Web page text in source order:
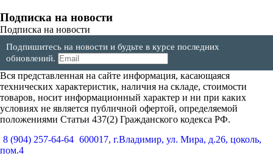
Подписка на новости
Подписка на новости
Подпишитесь на новости и будьте в курсе последних
обновлений.
Вся представленная на сайте информация, касающаяся
технических характеристик, наличия на складе, стоимости
товаров, носит информационный характер и ни при каких
условиях не является публичной офертой, определяемой
положениями Статьи 437(2) Гражданского кодекса РФ.
8 (904) 257-64-64 600017, г.Владимир, ул. Мира, д.26, цоколь,
пом.4